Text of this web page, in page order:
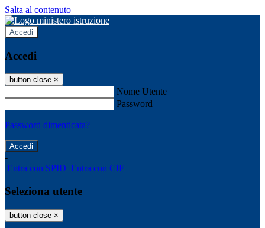
Salta al contenuto
Accedi
Accedi
button close ×
Nome Utente
Password
Password dimenticata?
-
Entra con SPID Entra con CIE
Seleziona utente
button close ×